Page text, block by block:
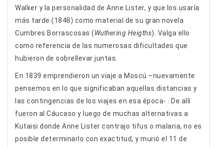
Walker y la personalidad de Anne Lister, y que los usaría
más tarde (1848) como material de su gran novela
Cumbres Borrascosas (Wuthering Heigths). Valga ello
como referencia de las numerosas dificultades que
hubieron de sobrellevar juntas.
En 1839 emprendieron un viaje a Moscú –nuevamente
pensemos en lo que significaban aquellas distancias y
las contingencias de los viajes en esa época- . De allí
fueron al Cáucaso y luego de muchas alternativas a
Kutaisi donde Anne Lister contrajo tifus o malaria, no es
posible determinarlo con exactitud, y murió el 11 de